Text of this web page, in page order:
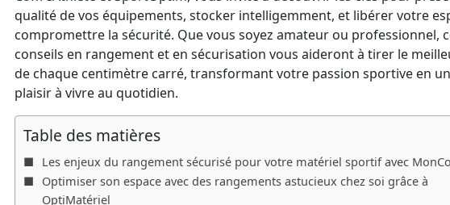
qualité de vos équipements, stocker intelligemment, et libérer votre
compromettre la sécurité. Que vous soyez amateur ou professionnel,
conseils en rangement et en sécurisation vous aideront à tirer le
de chaque centimètre carré, transformant votre passion sportive en
plaisir à vivre au quotidien.
Table des matières
Les enjeux du rangement sécurisé pour votre matériel sportif avec
Optimiser son espace avec des rangements astucieux chez soi grâce à
OptiMatériel